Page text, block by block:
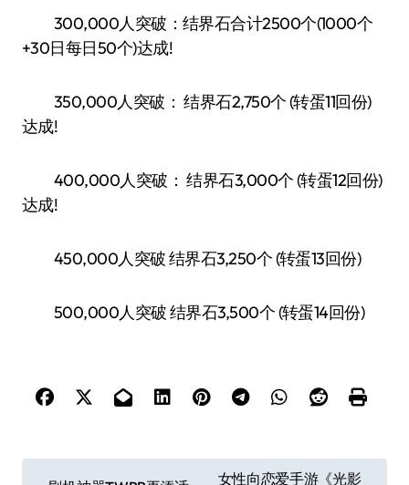
300,000人突破：结界石合计2500个(1000个
+30日每日50个)达成!
350,000人突破： 结界石2,750个 (转蛋11回份)
达成!
400,000人突破： 结界石3,000个 (转蛋12回份)
达成!
450,000人突破 结界石3,250个 (转蛋13回份)
500,000人突破 结界石3,500个 (转蛋14回份)
女性向恋爱手游《光影